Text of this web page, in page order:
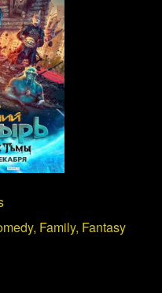
, Family, Fantasy